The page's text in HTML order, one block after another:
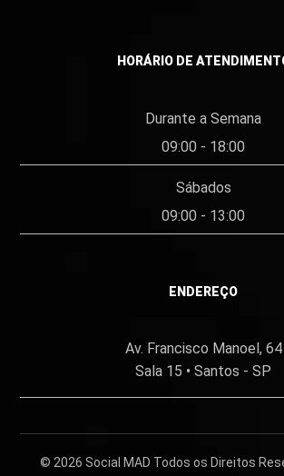
HORÁRIO DE
Durante a Semana
09:00 - 18:00
Sábados
09:00 - 13:00
ENDEREÇO
Av. Francisco Manoel, 64
Sala 15 • Santos - SP
© 2026 Social MAD Todos os Direitos